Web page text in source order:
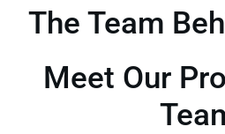
The Team
Meet Our